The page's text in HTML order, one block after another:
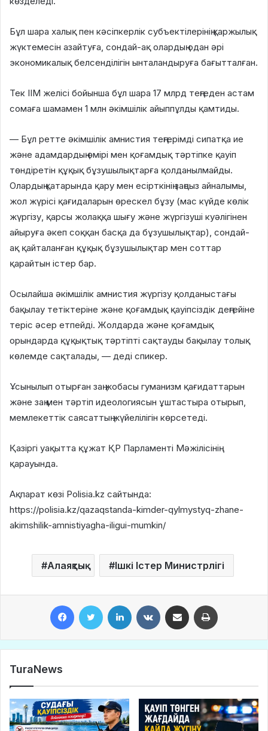
Бұл шара халық пен кәсіпкерлік субъектілерінің қаржылық
жүктемесін азайтуға, сондай-ақ олардың одан әрі
экономикалық белсенділігін ынталандыруға бағытталған.
Тек ІІМ желісі бойынша бұл шара 17 млрд теңгеден астам
сомаға шамамен 1 млн әкімшілік айыппұлды қамтиды.
— Бұл ретте әкімшілік амнистия теңгерімді сипатқа ие
және адамдардың өмірі мен қоғамдық тәртіпке қауіп
төндіретін құқық бұзушылықтарға қолданылмайды.
Олардың қатарында қару мен есірткінің заңсыз айналымы,
жол жүрісі қағидаларын өрескел бұзу (мас күйде көлік
жүргізу, қарсы жолаққа шығу және жүргізуші куәлігінен
айыруға әкеп соққан басқа да бұзушылықтар), сондай-
ақ қайталанған құқық бұзушылықтар мен соттар
қарайтын істер бар.
Осылайша әкімшілік амнистия жүргізу қолданыстағы
бақылау тетіктеріне және қоғамдық қауіпсіздік деңгейіне
теріс әсер етпейді. Жолдарда және қоғамдық
орындарда құқықтық тәртіпті сақтауды бақылау толық
көлемде сақталады, — деді спикер.
Ұсынылып отырған заң жобасы гуманизм қағидаттарын
және заң мен тәртіп идеологиясын ұштастыра отырып,
мемлекеттік саясаттың жүйелілігін көрсетеді.
Қазіргі уақытта құжат ҚР Парламенті Мәжілісінің
қарауында.
Ақпарат көзі Polisia.kz сайтында:
https://polisia.kz/qazaqstanda-kimder-qylmystyq-zhane-
akimshilik-amnistiyagha-iligui-mumkin/
Алаяқтық Ішкі Істер Министрлігі
TuraNews